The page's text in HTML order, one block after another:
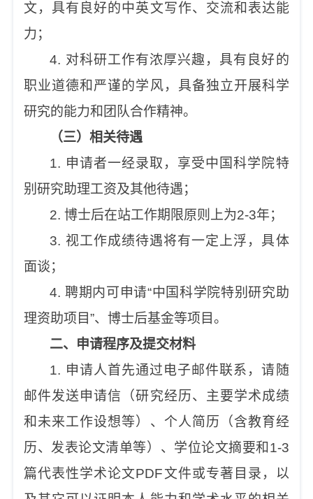
文，具有良好的中英文写作、交流和表达能
力；
4. 对科研工作有浓厚兴趣，具有良好的
职业道德和严谨的学风，具备独立开展科学
研究的能力和团队合作精神。
（三）相关待遇
1. 申请者一经录取，享受中国科学院特
别研究助理工资及其他待遇；
2. 博士后在站工作期限原则上为2-3年；
3. 视工作成绩待遇将有一定上浮，具体
面谈；
4. 聘期内可申请“中国科学院特别研究助
理资助项目”、博士后基金等项目。
二、申请程序及提交材料
1. 申请人首先通过电子邮件联系，请随
邮件发送申请信（研究经历、主要学术成绩
和未来工作设想等）、个人简历（含教育经
历、发表论文清单等）、学位论文摘要和1-3
篇代表性学术论文PDF文件或专著目录，以